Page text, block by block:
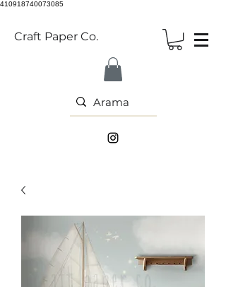
410918740073085
Craft Paper Co.